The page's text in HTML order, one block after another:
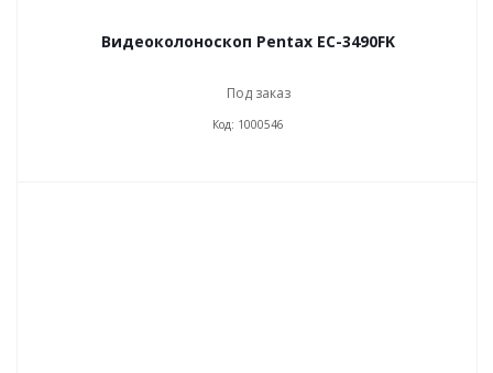
Видеоколоноскоп Pentax EC-3490FK
Под заказ
Код: 1000546